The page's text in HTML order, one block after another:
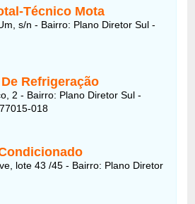
Técnico Mota
s/n - Bairro: Plano Diretor Sul -
Refrigeração
2 - Bairro: Plano Diretor Sul -
018
lote 43 /45 - Bairro: Plano Diretor